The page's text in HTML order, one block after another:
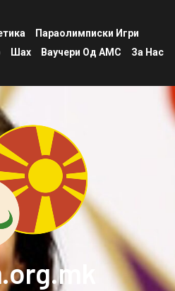
Параолимписки Игри
Шах Ваучери Од АМС За Нас